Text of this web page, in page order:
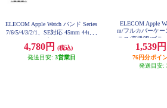
ELECOM Apple Watch バンド Series
7/6/5/4/3/2/1、SE対応 45mm 44mm
ス 3連タイプ シルバー AW-44BDS
S3SV
4,780円
(税込)
発送目安: 3営業日
ELECOM Apple
m/フルカバーケ
ラス/高透明/ブラ
BK
1,539円
76円分ポイ
発送目安: